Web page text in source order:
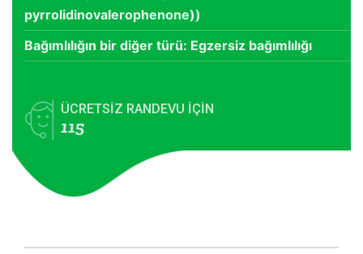
pyrrolidinovalerophenone))
Bağımlılığın bir diğer türü: Egzersiz bağımlılığı
ÜCRETSİZ RANDEVU İÇİN
115